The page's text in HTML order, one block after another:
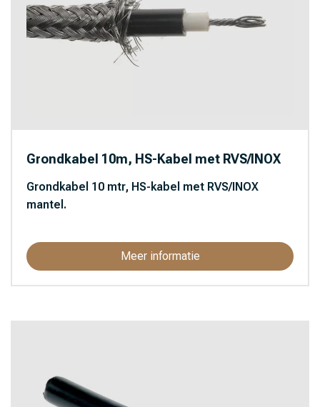
Grondkabel 10m, HS-Kabel met RVS/INOX
Grondkabel 10 mtr, HS-kabel met RVS/INOX
mantel.
Meer informatie